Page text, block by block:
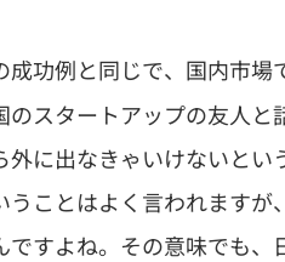
功例と同じで、国内市場
スタートアップの友人と
に出なきゃいけないとい
ことはよく言われますが、
すよね。その意味でも、